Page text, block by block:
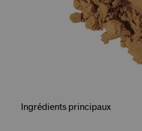
Ingrédients principaux